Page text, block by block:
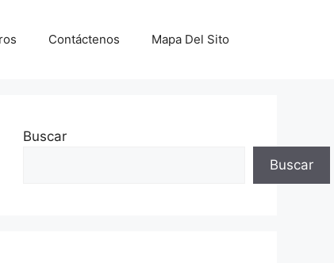
Contáctenos Mapa Del Sito
Buscar
Buscar